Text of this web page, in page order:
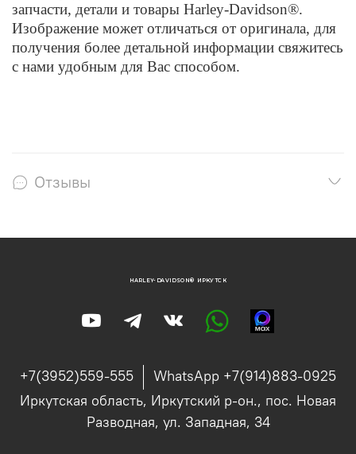
запчасти, детали и товары Harley-Davidson®.
Изображение может отличаться от оригинала, для
получения более детальной информации свяжитесь
с нами удобным для Вас способом.
Отзывы
+7(3952)559-555
WhatsApp +7(914)883-0925
Иркутская область, Иркутский р-он., пос. Новая
Разводная, ул. Западная, 34
HARLEY-DAVIDSON® ИРКУТСК